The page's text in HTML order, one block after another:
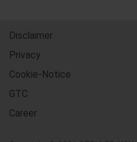
Disclaimer
Privacy
Cookie-Notice
GTC
Career